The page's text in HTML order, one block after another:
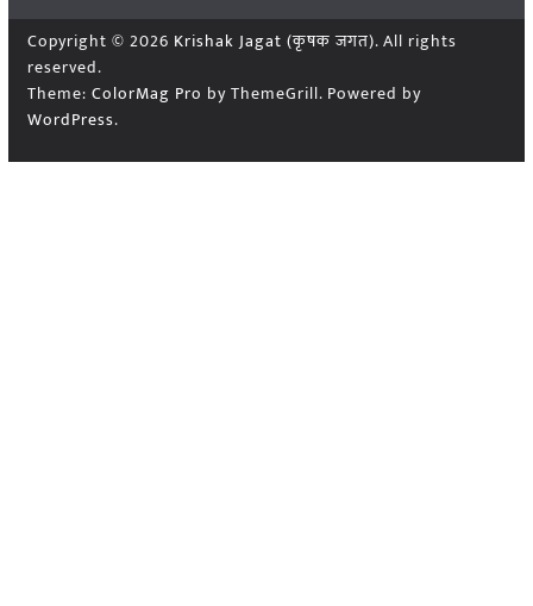
Copyright © 2026 Krishak Jagat (कृषक जगत). All rights
reserved.
Theme: ColorMag Pro by ThemeGrill. Powered by
WordPress.